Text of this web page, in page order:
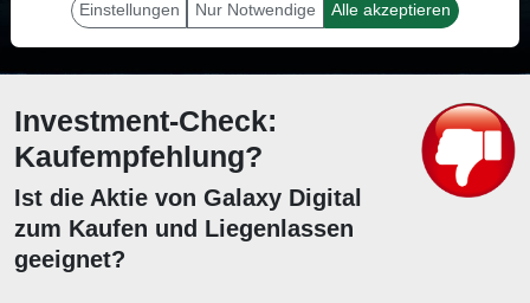
Investment-Check:
Kaufempfehlung?
Ist die Aktie von Galaxy Digital
zum Kaufen und Liegenlassen
geeignet?
Einstellungen Nur Notwendige Alle akzeptieren